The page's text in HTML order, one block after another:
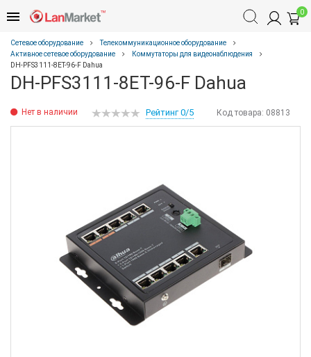
0
Сетевое оборудование
Телекоммуникационное оборудование
Активное сетевое оборудование
Коммутаторы для видеонаблюдения
DH-PFS3111-8ET-96-F Dahua
DH-PFS3111-8ET-96-F Dahua
Нет в наличии Код товара: 08813
Рейтинг 0/5